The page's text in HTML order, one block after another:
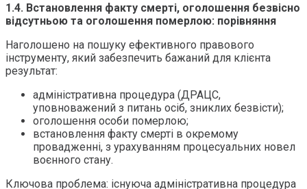
1.4. Встановлення факту смерті, оголошення безвісно
відсутньою та оголошення померлою: порівняння
Наголошено на пошуку ефективного правового
інструменту, який забезпечить бажаний для клієнта
результат:
адміністративна процедура (ДРАЦС,
уповноважений з питань осіб, зниклих безвісти);
оголошення особи померлою;
встановлення факту смерті в окремому
провадженні, з урахуванням процесуальних новел
воєнного стану.
Ключова проблема: існуюча адміністративна процедура